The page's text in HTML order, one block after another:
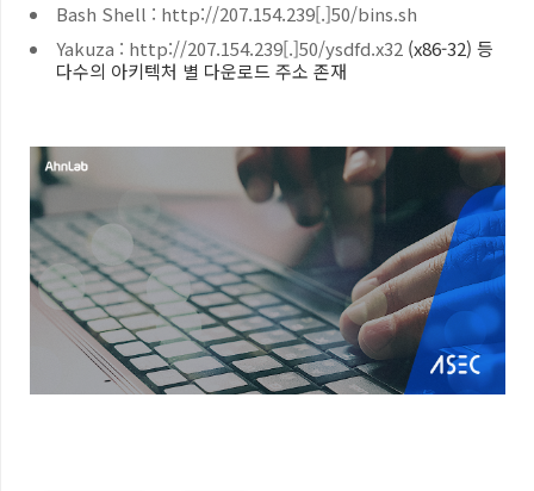
Bash Shell : http://207.154.239[.]50/bins.sh
Yakuza : http://207.154.239[.]50/ysdfd.x32 (x86-32) 등
다수의 아키텍처 별 다운로드 주소 존재